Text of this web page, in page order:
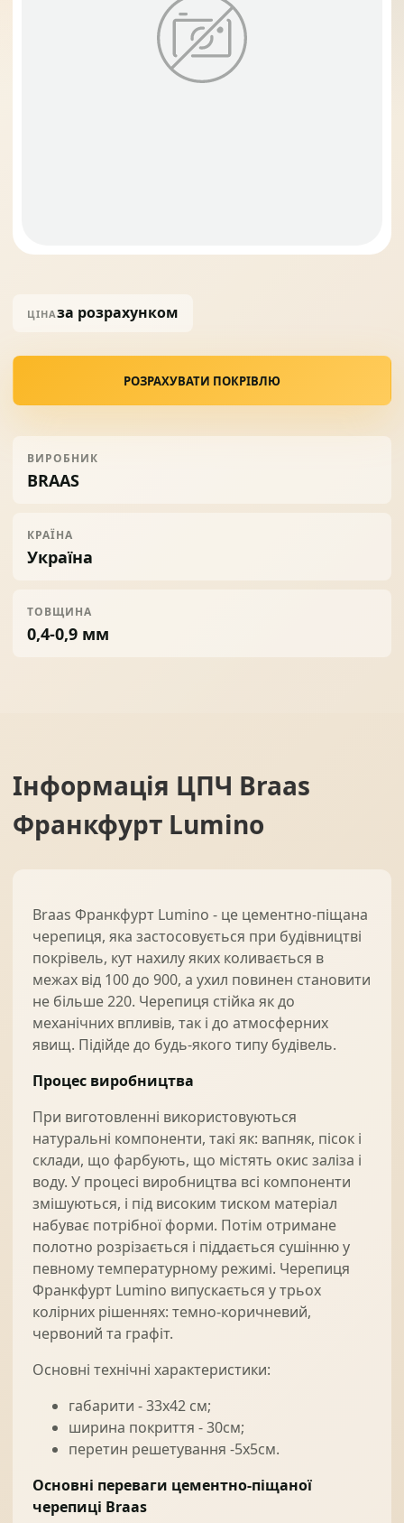
Солнце защита
ЦІНАза розрахунком
РОЗРАХУВАТИ ПОКРІВЛЮ
ВИРОБНИК
BRAAS
КРАЇНА
Україна
ТОВЩИНА
0,4-0,9 мм
Інформація ЦПЧ Braas
Франкфурт Lumino
Braas Франкфурт Lumino - це цементно-піщана
черепиця, яка застосовується при будівництві
покрівель, кут нахилу яких коливається в
межах від 100 до 900, а ухил повинен становити
не більше 220. Черепиця стійка як до
механічних впливів, так і до атмосферних
явищ. Підійде до будь-якого типу будівель.
Процес виробництва
При виготовленні використовуються
натуральні компоненти, такі як: вапняк, пісок і
склади, що фарбують, що містять окис заліза і
воду. У процесі виробництва всі компоненти
змішуються, і під високим тиском матеріал
набуває потрібної форми. Потім отримане
полотно розрізається і піддається сушінню у
певному температурному режимі. Черепиця
Франкфурт Lumino випускається у трьох
колірних рішеннях: темно-коричневий,
червоний та графіт.
Основні технічні характеристики:
габарити - 33х42 см;
ширина покриття - 30см;
перетин решетування -5х5см.
Основні переваги цементно-піщаної
черепиці Braas